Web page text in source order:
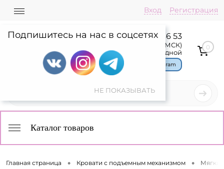
Подпишитесь на нас в соцсетях
Вход Регистрация
8 800 775 36 53
Пн-Пт: 08:00-17:00(МСК)
Сб,Вс: выходной
Чат в Telegram
0
Каталог товаров
Главная страница • Кровати с подъемным механизмом •